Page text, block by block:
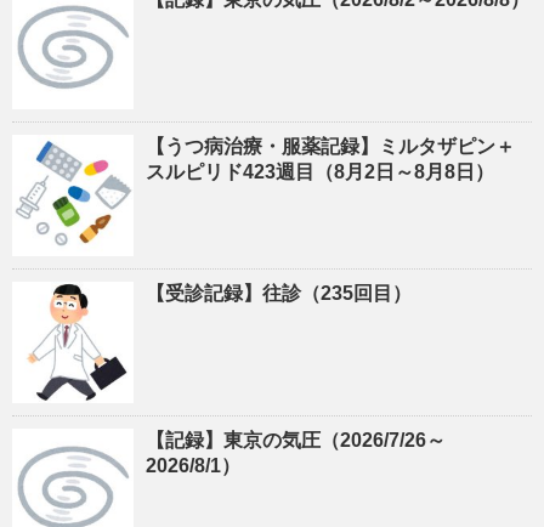
【うつ病治療・服薬記録】ミルタザピン＋
スルピリド423週目（8月2日～8月8日）
【受診記録】往診（235回目）
【記録】東京の気圧（2026/7/26～
2026/8/1）